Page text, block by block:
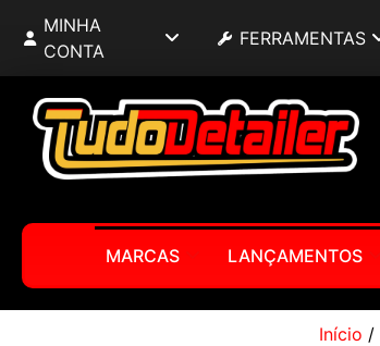
MINHA
CONTA
FERRAMENTAS
MARCAS LANÇAMENTOS
Início /